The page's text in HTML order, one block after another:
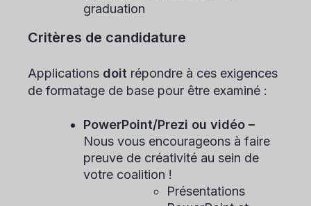
graduation
Critères de candidature
Applications doit répondre à ces exigences
de formatage de base pour être examiné :
PowerPoint/Prezi ou vidéo –
Nous vous encourageons à faire
preuve de créativité au sein de
votre coalition !
Présentations